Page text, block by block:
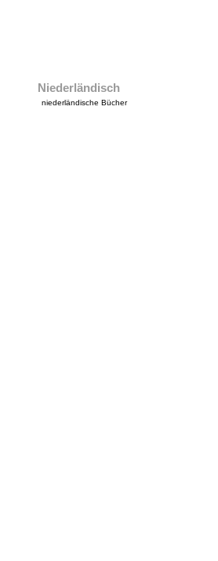
Niederländisch
niederländische Bücher